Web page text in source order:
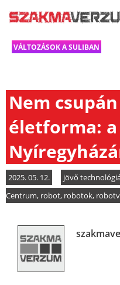
VÁLTOZÁSOK A SULIBAN
Nem
életforma:
2025. 05. 12. jövő
Centrum, robot, robotok,